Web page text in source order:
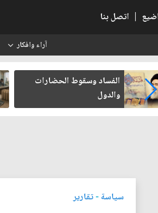
| اتصل بنا
آراء وافكار
الفساد وسقوط الحضارات
والدول
سياسة-تقارير